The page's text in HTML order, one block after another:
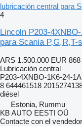
lubricación central para
4
Lincoln P203-
para Scania
ARS 1.500.000 EUR 868
Lubricación central
P203-4XNBO-1K6-24-
8 644461518
diésel
Estonia, Rummu
KB AUTO EESTI OÜ
Contacte con el vendedor